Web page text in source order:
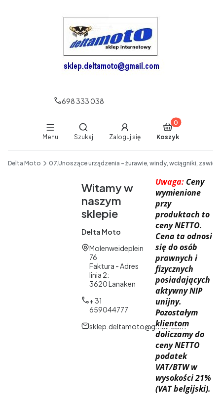
698 333 038
Menu
Otwórz wyszukiwarkę
Szukaj Zaloguj się
Produkty w
Koszyk
Delta Moto 07.Unoszące urządzenia - żurawie, windy, wciągniki,
Witamy w
naszym
sklepie
Delta Moto
Adres:
Molenweideplein
76
Faktura - Adres
linia 2:
3620 Lanaken
+ 31
659044777
sklep.deltamoto@gmail.com
Uwaga:Ceny
wymienione
przy
produktach to
ceny NETTO.
Cena ta odnosi
się do osób
prawnych i
fizycznych
posiadających
aktywny NIP
unijny.
Pozostałym
klientom
doliczamy do
ceny NETTO
podatek
VAT/BTW w
wysokości 21%
(VAT belgijski).